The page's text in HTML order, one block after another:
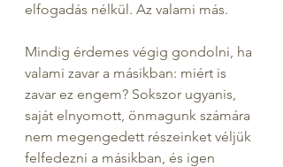
elfogadás nélkül. Az valami más.
Mindig érdemes végig gondolni, ha
valami zavar a másikban: miért is
zavar ez engem? Sokszor ugyanis,
saját elnyomott, önmagunk számára
nem megengedett részeinket véljük
felfedezni a másikban, és igen